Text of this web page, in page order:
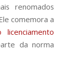
renomados
comemora a
da norma